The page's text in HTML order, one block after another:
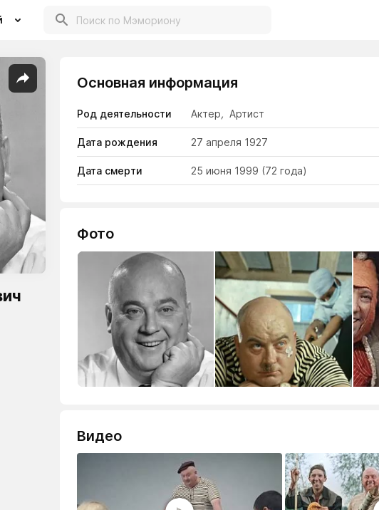
Основная информация
Род деятельности Актер, Артист
Дата рождения 27 апреля 1927
Дата смерти 25 июня 1999 (72 года)
Фото
Видео